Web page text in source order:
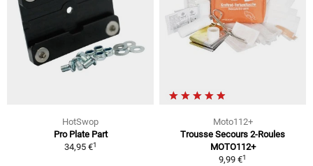
HotSwop
Pro Plate Part
34,95 €1
Moto112+
Trousse Secours 2-Roules
MOTO112+
9,99 €1